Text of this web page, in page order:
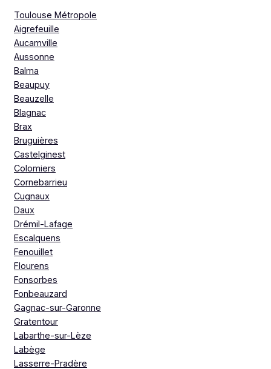
Toulouse Métropole
Aigrefeuille
Aucamville
Aussonne
Balma
Beaupuy
Beauzelle
Blagnac
Brax
Bruguières
Castelginest
Colomiers
Cornebarrieu
Cugnaux
Daux
Drémil-Lafage
Escalquens
Fenouillet
Flourens
Fonsorbes
Fonbeauzard
Gagnac-sur-Garonne
Gratentour
Labarthe-sur-Lèze
Labège
Lasserre-Pradère